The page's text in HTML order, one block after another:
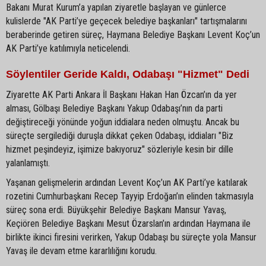
Bakanı Murat Kurum’a yapılan ziyaretle başlayan ve günlerce
kulislerde "AK Parti’ye geçecek belediye başkanları" tartışmalarını
beraberinde getiren süreç, Haymana Belediye Başkanı Levent Koç’un
AK Parti’ye katılımıyla neticelendi.
Söylentiler Geride Kaldı, Odabaşı "Hizmet" Dedi
Ziyarette AK Parti Ankara İl Başkanı Hakan Han Özcan’ın da yer
alması, Gölbaşı Belediye Başkanı Yakup Odabaşı’nın da parti
değiştireceği yönünde yoğun iddialara neden olmuştu. Ancak bu
süreçte sergilediği duruşla dikkat çeken Odabaşı, iddiaları "Biz
hizmet peşindeyiz, işimize bakıyoruz" sözleriyle kesin bir dille
yalanlamıştı.
Yaşanan gelişmelerin ardından Levent Koç’un AK Parti’ye katılarak
rozetini Cumhurbaşkanı Recep Tayyip Erdoğan’ın elinden takmasıyla
süreç sona erdi. Büyükşehir Belediye Başkanı Mansur Yavaş,
Keçiören Belediye Başkanı Mesut Özarslan’ın ardından Haymana ile
birlikte ikinci firesini verirken, Yakup Odabaşı bu süreçte yola Mansur
Yavaş ile devam etme kararlılığını korudu.